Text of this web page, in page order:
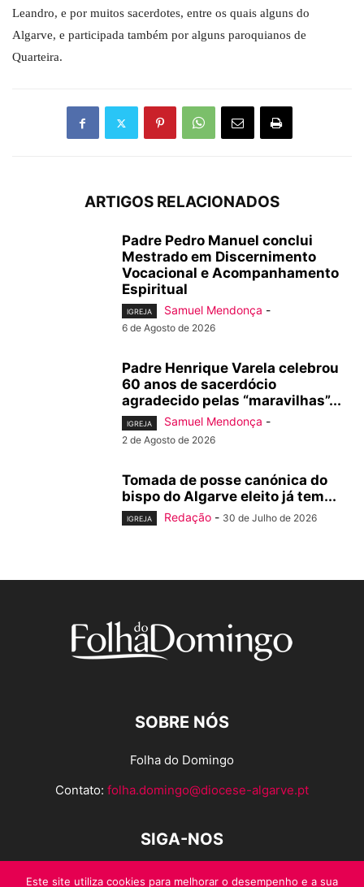
Leandro, e por muitos sacerdotes, entre os quais alguns do
Algarve, e participada também por alguns paroquianos de
Quarteira.
ARTIGOS RELACIONADOS
Padre Pedro Manuel conclui
Mestrado em Discernimento
Vocacional e Acompanhamento
Espiritual
IGREJA Samuel Mendonça -
6 de Agosto de 2026
Padre Henrique Varela celebrou
60 anos de sacerdócio
agradecido pelas “maravilhas”...
IGREJA Samuel Mendonça -
2 de Agosto de 2026
Tomada de posse canónica do
bispo do Algarve eleito já tem...
IGREJA Redação - 30 de Julho de 2026
SOBRE NÓS
Folha do Domingo
Contato: folha.domingo@diocese-algarve.pt
SIGA-NOS
Este site utiliza cookies para melhorar o desempenho e a sua